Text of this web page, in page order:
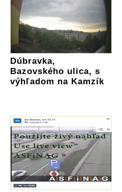
Dúbravka,
Bazovského ulica, s
výhľadom na Kamzík